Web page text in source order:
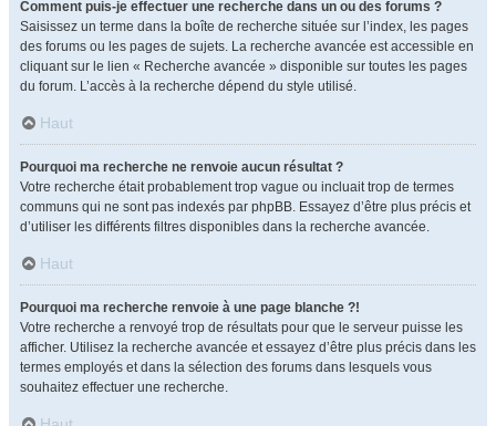
Comment puis-je effectuer une recherche dans un ou des forums ?
Saisissez un terme dans la boîte de recherche située sur l’index, les pages
des forums ou les pages de sujets. La recherche avancée est accessible en
cliquant sur le lien « Recherche avancée » disponible sur toutes les pages
du forum. L’accès à la recherche dépend du style utilisé.
Haut
Pourquoi ma recherche ne renvoie aucun résultat ?
Votre recherche était probablement trop vague ou incluait trop de termes
communs qui ne sont pas indexés par phpBB. Essayez d’être plus précis et
d’utiliser les différents filtres disponibles dans la recherche avancée.
Haut
Pourquoi ma recherche renvoie à une page blanche ?!
Votre recherche a renvoyé trop de résultats pour que le serveur puisse les
afficher. Utilisez la recherche avancée et essayez d’être plus précis dans les
termes employés et dans la sélection des forums dans lesquels vous
souhaitez effectuer une recherche.